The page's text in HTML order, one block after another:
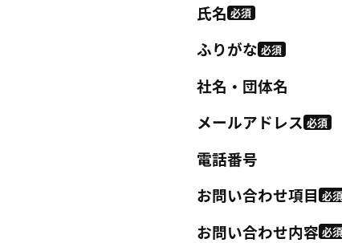
氏名 必須
ふりがな 必須
社名・団体名
メールアドレス 必須
電話番号
お問い合わせ項目 必須
お問い合わせ内容 必須